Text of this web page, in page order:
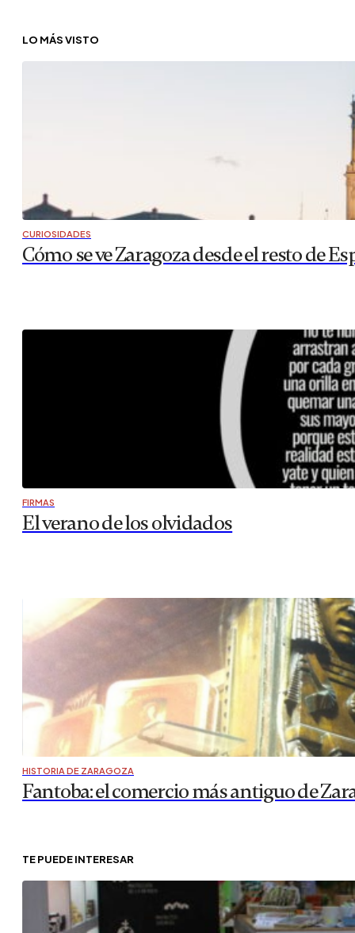
LO MÁS VISTO
CURIOSIDADES
Cómo se ve Zaragoza desde el resto de
FIRMAS
El verano de los olvidados
HISTORIA DE ZARAGOZA
Fantoba: el comercio más antiguo de
TE PUEDE INTERESAR